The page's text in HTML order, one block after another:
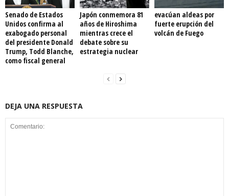
Senado de Estados
Unidos confirma al
exabogado personal
del presidente Donald
Trump, Todd Blanche,
como fiscal general
Japón conmemora 81
años de Hiroshima
mientras crece el
debate sobre su
estrategia nuclear
evacúan aldeas por
fuerte erupción del
volcán de Fuego
DEJA UNA RESPUESTA